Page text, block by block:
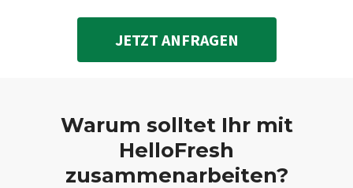
Warum solltet Ihr mit
HelloFresh
zusammenarbeiten?